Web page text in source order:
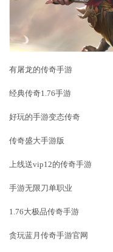
有屠龙的传奇手游
经典传奇1.76手游
好玩的手游变态传奇
传奇盛大手游版
上线送vip12的传奇手游
手游无限刀单职业
1.76大极品传奇手游
贪玩蓝月传奇手游官网